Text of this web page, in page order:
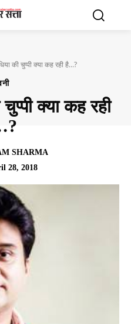
की चुप्पी क्या कह रही है...?
क्या कह रही
SHARMA
28, 2018